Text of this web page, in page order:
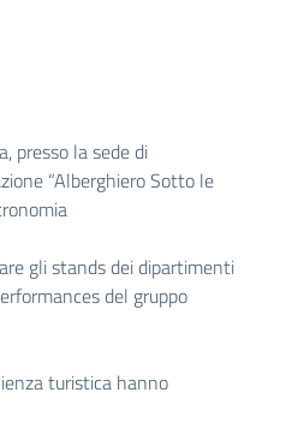
presso la sede di
“Alberghiero Sotto le
gli stands dei dipartimenti
del gruppo
turistica hanno